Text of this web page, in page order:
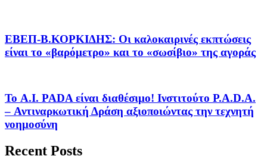
EΒΕΠ-Β.ΚΟΡΚΙΔΗΣ: Οι καλοκαιρινές εκπτώσεις
είναι το «βαρόμετρο» και το «σωσίβιο» της αγοράς
Το A.I. PADA είναι διαθέσιμο! Ινστιτούτο P.A.D.A.
– Αντιναρκωτική Δράση αξιοποιώντας την τεχνητή
νοημοσύνη
Recent Posts